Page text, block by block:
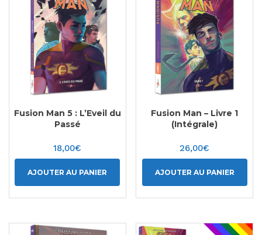
Fusion Man 5 : L’Eveil du
Passé
18,00€
AJOUTER AU PANIER
Fusion Man – Livre 1
(Intégrale)
26,00€
AJOUTER AU PANIER